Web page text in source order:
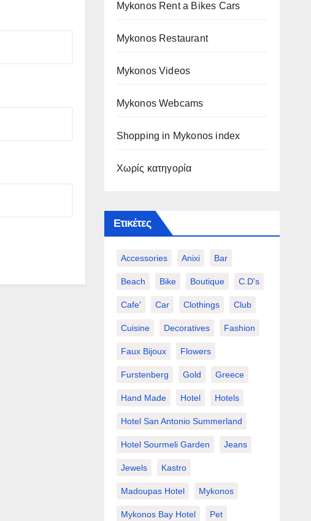
Mykonos Rent a Bikes Cars
Mykonos Restaurant
Mykonos Videos
Mykonos Webcams
Shopping in Mykonos index
Χωρίς κατηγορία
Ετικέτες
Accessories Anixi Bar
Beach Bike Boutique C.d's
Cafe' Car Clothings Club
Cuisine Decoratives Fashion
Faux Bijoux Flowers
Furstenberg Gold Greece
Hand Made Hotel Hotels
Hotel San Antonio Summerland
Hotel Sourmeli Garden Jeans
Jewels Kastro
Madoupas Hotel Mykonos
Mykonos Bay Hotel Pet